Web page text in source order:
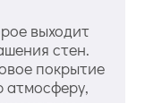
выходит
стен.
покрытие
атмосферу,